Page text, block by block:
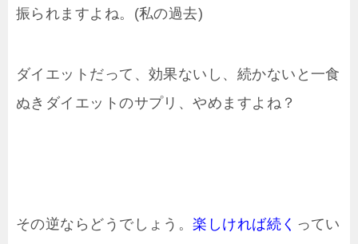
振られますよね。(私の過去)
ダイエットだって、効果ないし、続かないと一食
ぬきダイエットのサプリ、やめますよね？
その逆ならどうでしょう。楽しければ続く ってい